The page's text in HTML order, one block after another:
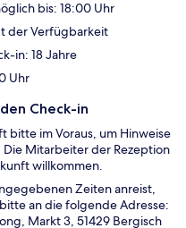
bis: 18:00 Uhr
der Verfügbarkeit
in: 18 Jahre
Uhr
Check-in
bitte im Voraus, um Hinweise
Die Mitarbeiter der Rezeption
willkommen.
Zeiten anreist,
an die folgende Adresse:
Markt 3, 51429 Bergisch